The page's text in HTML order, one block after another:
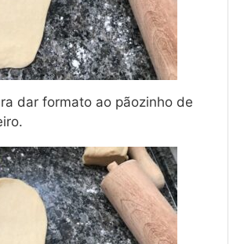
dar formato ao pãozinho de